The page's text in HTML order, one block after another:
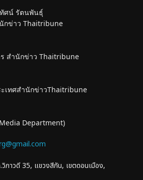
ทัศน์ รัตนพันธุ์
กข่าว Thaitribune
สำนักข่าว Thaitribune
เทศสำนักข่าวThaitribune
Department)
ภาวดี 35, แขวงสีกัน, เขตดอนเมือง,